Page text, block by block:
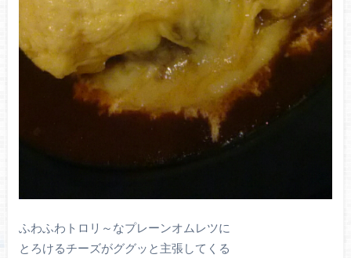
ふわふわトロリ～なプレーンオムレツに
とろけるチーズがググッと主張してくる